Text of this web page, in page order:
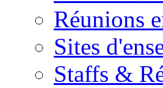
Réunions
Sites
Staffs &